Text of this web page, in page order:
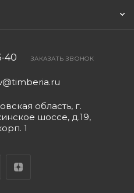
40 ЗАКАЗАТЬ ЗВОНОК
область, г.
шоссе, д.19,
1